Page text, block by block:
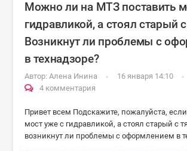
Можно ли на МТЗ поставить
гидравликой, а стоял старый
Возникнут ли проблемы с
в технадзоре?
Автор: Алена Инина
16 января 14:10
4 комментария
Привет всем Подскажите, пожалуйста,
мост уже с гидравликой, а стоял старый с
возникнут ли проблемы с оформлением в